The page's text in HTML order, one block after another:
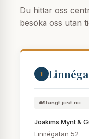
Du hittar oss
besöka oss utan
1
Stängt just nu
Joakims Mynt &
Linnégatan 52